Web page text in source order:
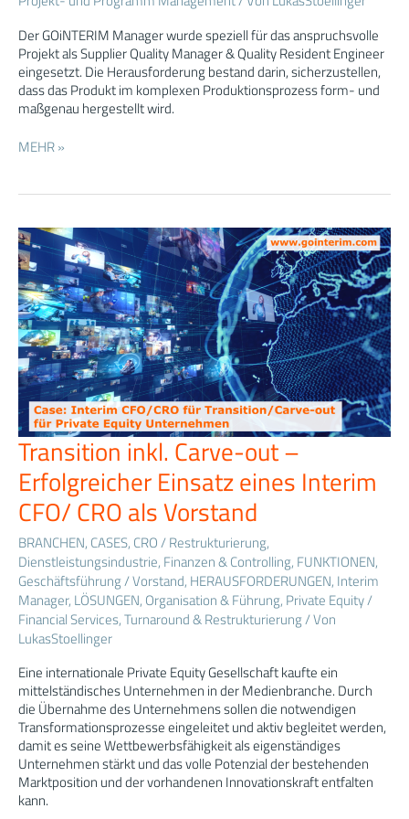
Der GOiNTERIM Manager wurde speziell für das anspruchsvolle
Projekt als Supplier Quality Manager & Quality Resident Engineer
eingesetzt. Die Herausforderung bestand darin, sicherzustellen,
dass das Produkt im komplexen Produktionsprozess form- und
maßgenau hergestellt wird.
Engineer
MEHR »
Transition inkl. Carve-out –
Erfolgreicher Einsatz eines Interim
CFO/ CRO als Vorstand
BRANCHEN, CASES, CRO / Restrukturierung,
Dienstleistungsindustrie, Finanzen & Controlling, FUNKTIONEN,
Geschäftsführung / Vorstand, HERAUSFORDERUNGEN, Interim
Manager, LÖSUNGEN, Organisation & Führung, Private Equity /
Financial Services,Turnaround & Restrukturierung/ Von
LukasStoellinger
Eine internationale Private Equity Gesellschaft kaufte ein
mittelständisches Unternehmen in der Medienbranche. Durch
die Übernahme des Unternehmens sollen die notwendigen
Transformationsprozesse eingeleitet und aktiv begleitet werden,
damit es seine Wettbewerbsfähigkeit als eigenständiges
Unternehmen stärkt und das volle Potenzial der bestehenden
Marktposition und der vorhandenen Innovationskraft entfalten
kann.
Transition
inkl.
Carve-
out
–
Erfolgreicher
Einsatz
eines
Interim
CFO/
CRO
als
Vorstand